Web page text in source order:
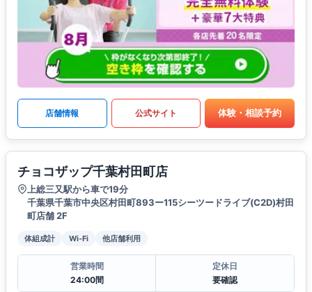
店舗情報 公式サイト 体験・相談予約
チョコザップ千葉村田町店
上総三又駅から車で19分
千葉県千葉市中央区村田町893ー115シーツードライブ(C2D)村田
町店舗 2F
体組成計 Wi-Fi 他店舗利用
営業時間
24:00間
定休日
要確認